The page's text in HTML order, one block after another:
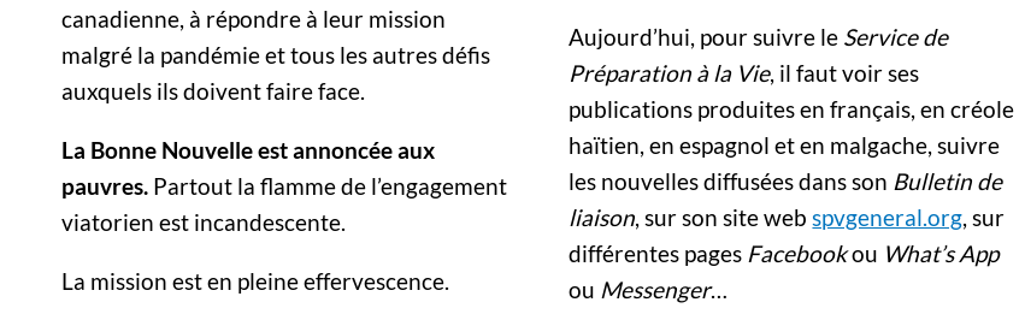
canadienne, à répondre à leur mission
malgré la pandémie et tous les autres défis
auxquels ils doivent faire face.
La Bonne Nouvelle est annoncée aux
pauvres. Partout la flamme de l’engagement
viatorien est incandescente.
La mission est en pleine effervescence.
Aujourd’hui, pour suivre le Service de
Préparation à la Vie, il faut voir ses
publications produites en français, en créole
haïtien, en espagnol et en malgache, suivre
les nouvelles diffusées dans son Bulletin de
liaison , sur son site web spvgeneral.org , sur
différentes pages Facebookou What’s App
ou Messenger…